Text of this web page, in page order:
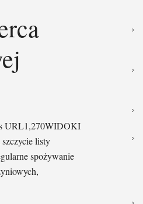
URL1,270WIDOKI
listy
spożywanie